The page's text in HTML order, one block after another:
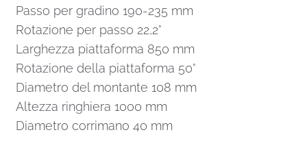
Passo per gradino 190-235 mm
Rotazione per passo 22,2°
Larghezza piattaforma 850 mm
Rotazione della piattaforma 50°
Diametro del montante 108 mm
Altezza ringhiera 1000 mm
Diametro corrimano 40 mm